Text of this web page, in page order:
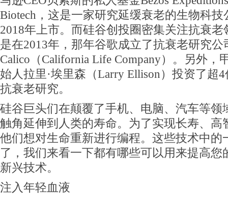
Biotech，这是一家研究延缓衰老的生物科技
2018年上市。而硅谷创投圈密集关注抗衰老
是在2013年，那年谷歌成立了抗衰老研究公
Calico（California Life Company）。另外，
始人拉里·埃里森（Larry Ellison）投资了超
抗衰老研究。
硅谷巨头们在颠覆了手机、电脑、汽车等领
触角延伸到人类的寿命。为了实现长寿、高
他们想对生命重新进行编程。这些技术中的
了，我们来看一下都有哪些可以用来提高您
新兴技术。
注入年轻血液